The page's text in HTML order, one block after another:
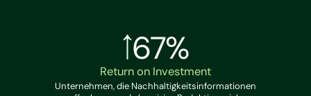
67%
Return on Investment
Unternehmen, die Nachhaltigkeitsinformationen